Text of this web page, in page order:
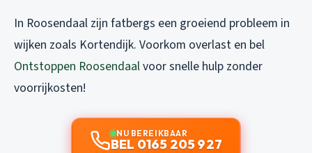
In Roosendaal zijn fatbergs een groeiend probleem in
wijken zoals Kortendijk. Voorkom overlast en bel
Ontstoppen Roosendaalvoor snelle hulp zonder
voorrijkosten!
NU BEREIKBAAR
BEL 0165 205 927